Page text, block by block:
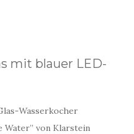
mit blauer LED-
Wasserkocher
Water” von Klarstein